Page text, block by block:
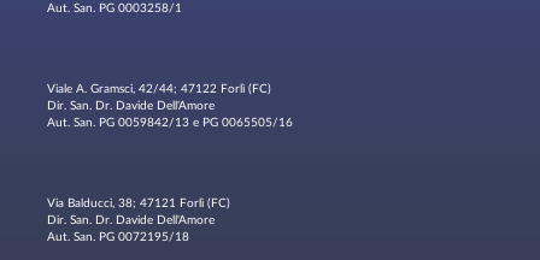
Aut. San. PG 0003258/1
Viale A. Gramsci, 42/44; 47122 Forlì (FC)
Dir. San. Dr. Davide Dell'Amore
Aut. San. PG 0059842/13 e PG 0065505/16
Via Balducci, 38; 47121 Forlì (FC)
Dir. San. Dr. Davide Dell'Amore
Aut. San. PG 0072195/18